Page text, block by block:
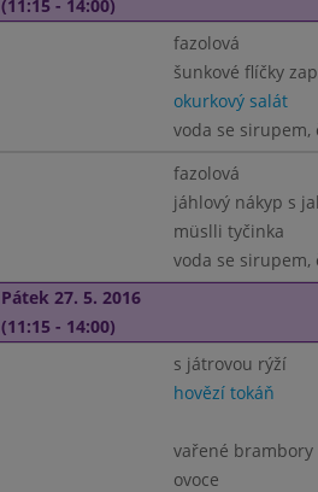
(11:15 - 14:00)
fazolová
šunkové flíčky
okurkový salát
voda se sirupem,
fazolová
jáhlový nákyp s
müslli tyčinka
voda se sirupem,
Pátek 27. 5. 2016
(11:15 - 14:00)
s játrovou rýží
hovězí tokáň
vařené brambory
ovoce